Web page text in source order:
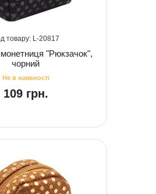
20817
"Рюкзачок",
чорний
109 грн.